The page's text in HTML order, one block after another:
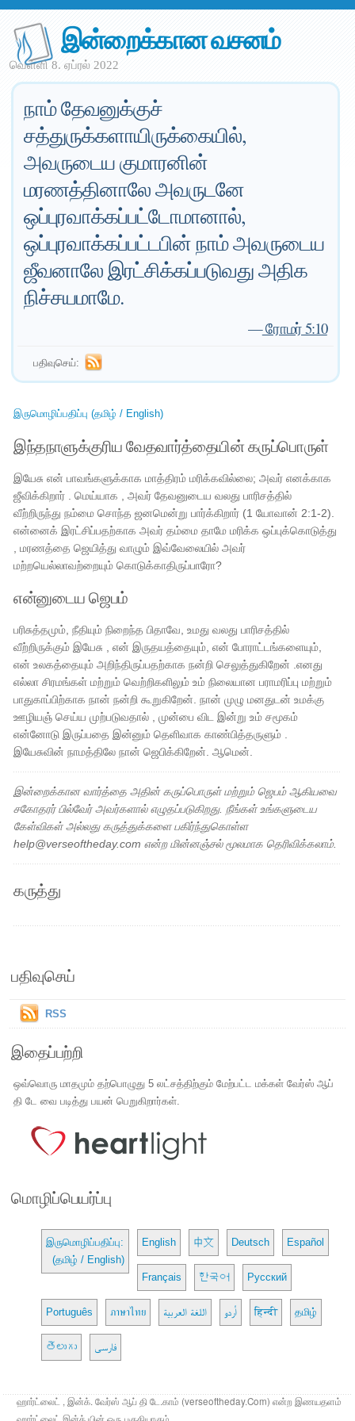
இன்றைக்கான வசனம்
வெள்ளி 8. ஏப்ரல் 2022
நாம் தேவனுக்குச்
சத்துருக்களாயிருக்கையில்,
அவருடைய குமாரனின்
மரணத்தினாலே அவருடனே
ஒப்புரவாக்கப்பட்டோமானால்,
ஒப்புரவாக்கப்பட்டபின் நாம் அவருடைய
ஜீவனாலே இரட்சிக்கப்படுவது அதிக
நிச்சயமாமே.
—ரோமர் 5:10
பதிவுசெய்:
இருமொழிப்பதிப்பு (தமிழ் / English)
இந்தநாளுக்குரிய வேதவார்த்தையின் கருப்பொருள்
இயேசு என் பாவங்களுக்காக மாத்திரம் மரிக்கவில்லை; அவர் எனக்காக
ஜீவிக்கிறார் . மெய்யாக , அவர் தேவனுடைய வலது பாரிசத்தில்
வீற்றிருந்து நம்மை சொந்த ஜனமென்று பார்க்கிறார் (1 யோவான் 2:1-2).
என்னைக் இரட்சிப்பதற்காக அவர் தம்மை தாமே மரிக்க ஒப்புக்கொடுத்து
, மரணத்தை ஜெயித்து வாழும் இவ்வேலையில் அவர்
மற்றயெல்லாவற்றையும் கொடுக்காதிருப்பாரோ?
என்னுடைய ஜெபம்
பரிசுத்தமும், நீதியும் நிறைந்த பிதாவே, உமது வலது பாரிசத்தில்
வீற்றிருக்கும் இயேசு , என் இருதயத்தையும், என் போராட்டங்களையும்,
என் உலகத்தையும் அறிந்திருப்பதற்காக நன்றி செலுத்துகிறேன் .எனது
எல்லா சிரமங்கள் மற்றும் வெற்றிகளிலும் உம் நிலையான பராமரிப்பு மற்றும்
பாதுகாப்பிற்காக நான் நன்றி கூறுகிறேன். நான் முழு மனதுடன் உமக்கு
ஊழியஞ் செய்ய முற்படுவதால் , முன்பை விட இன்று உம் சமூகம்
என்னோடு இருப்பதை இன்னும் தெளிவாக காண்பித்தருளும் .
இயேசுவின் நாமத்திலே நான் ஜெபிக்கிறேன். ஆமென்.
இன்றைக்கான வார்த்தை அதின் கருப்பொருள் மற்றும் ஜெபம் ஆகியவை
சகோதரர் பில்வேர் அவர்களால் எழுதப்படுகிறது. நீங்கள் உங்களுடைய
கேள்விகள் அல்லது கருத்துக்களை பகிர்ந்துகொள்ள
help@verseoftheday.com என்ற மின்னஞ்சல் மூலமாக தெரிவிக்கலாம்.
கருத்து
பதிவுசெய்
RSS
இதைப்பற்றி
ஒவ்வொரு மாதமும் தற்பொழுது 5 லட்சத்திற்கும் மேற்பட்ட மக்கள் வேர்ஸ் ஆப்
தி டே வை படித்து பயன் பெறுகிறார்கள்.
மொழிப்பெயர்ப்பு
இருமொழிப்பதிப்பு:
(தமிழ் / English)
English 中文 Deutsch Español
Français 한국어 Русский
Português ภาษาไทย اللغة العربية اُردو हिन्दी தமிழ்
తెలుగు فارسی
ஹார்ட்லைட் , இன்க். வேர்ஸ் ஆப் தி டே.காம் (verseoftheday.Com) என்ற இணயதளம்